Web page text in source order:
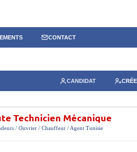
CONTACT
CANDIDAT
Technicien Mécanique
/ Ouvrier / Chauffeur / Agent Tunisie